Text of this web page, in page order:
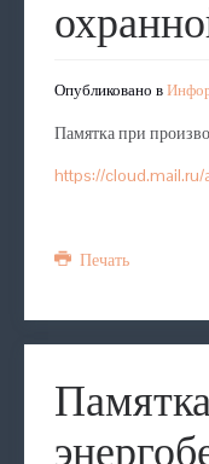
Опубликовано в
Памятка при
https://
Печать